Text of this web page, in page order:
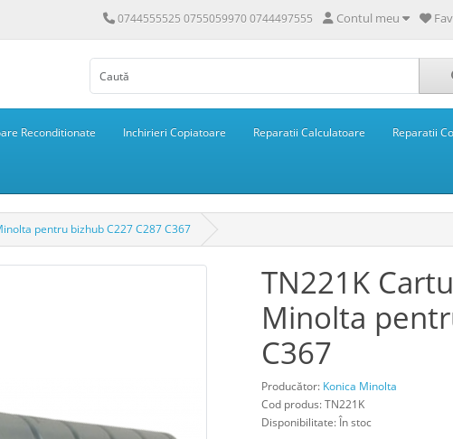
0744555525 0755059970 0744497555 Contul meu
Reconditionate Inchirieri Copiatoare Reparatii Calculatoare Reparatii
pentru bizhub C227 C287 C367
TN221K
Minolta
C367
Producător: Konica Minolta
Cod produs: TN221K
Disponibilitate: În stoc